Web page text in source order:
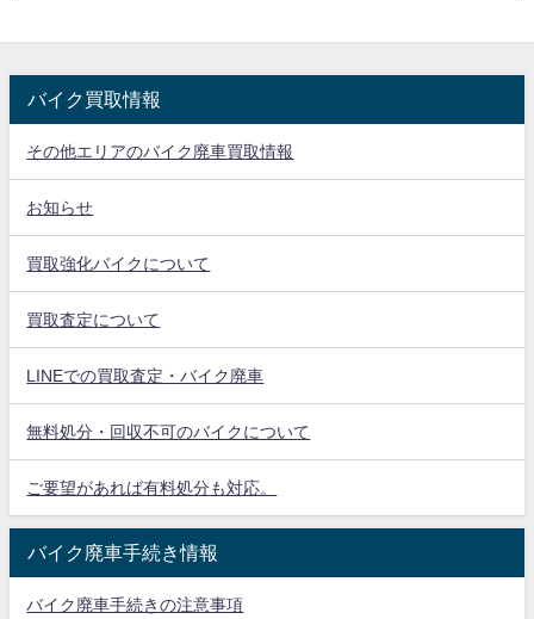
バイク買取情報
その他エリアのバイク廃車買取情報
お知らせ
買取強化バイクについて
買取査定について
LINEでの買取査定・バイク廃車
無料処分・回収不可のバイクについて
ご要望があれば有料処分も対応。
バイク廃車手続き情報
バイク廃車手続きの注意事項